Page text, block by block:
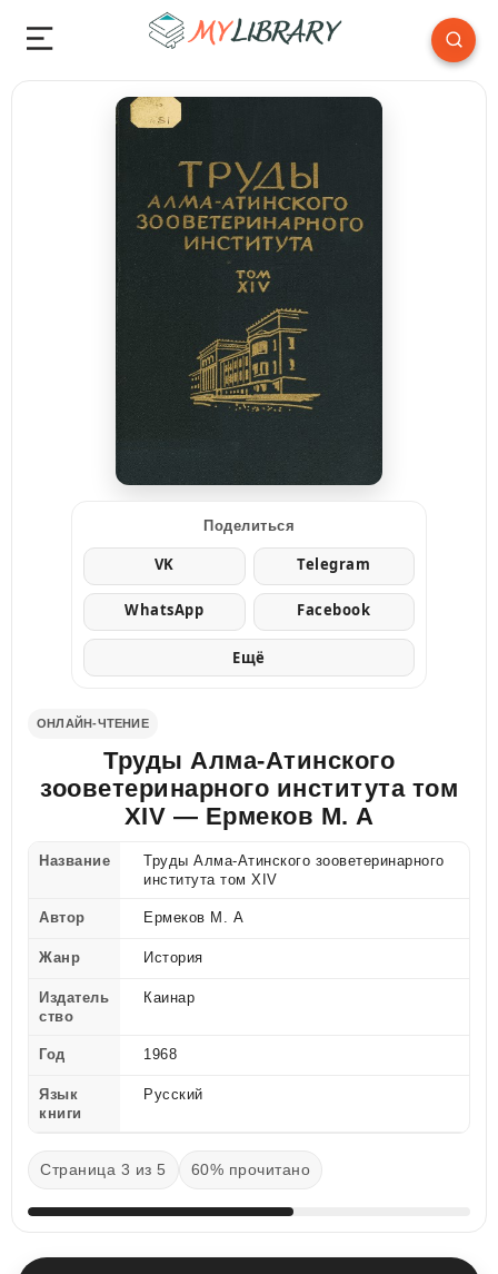
Поделиться
VK Telegram
WhatsApp Facebook
Ещё
ОНЛАЙН-ЧТЕНИЕ
Труды Алма-Атинского
зооветеринарного института том
XIV — Ермеков М. А
Название
Труды Алма-Атинского зооветеринарного
института том XIV
Автор Ермеков М. А
Жанр История
Издатель
ство
Каинар
Год 1968
Язык
книги
Русский
Страница 3 из 5 60% прочитано